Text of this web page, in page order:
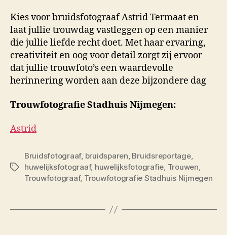
Kies voor bruidsfotograaf Astrid Termaat en
laat jullie trouwdag vastleggen op een manier
die jullie liefde recht doet. Met haar ervaring,
creativiteit en oog voor detail zorgt zij ervoor
dat jullie trouwfoto’s een waardevolle
herinnering worden aan deze bijzondere dag
Trouwfotografie Stadhuis Nijmegen:
Astrid
Tags
Bruidsfotograaf, bruidsparen, Bruidsreportage,
huwelijksfotograaf, huwelijksfotografie, Trouwen,
Trouwfotograaf, Trouwfotografie Stadhuis Nijmegen